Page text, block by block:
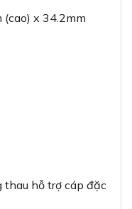
x 34.2mm
hỗ trợ cáp đặc